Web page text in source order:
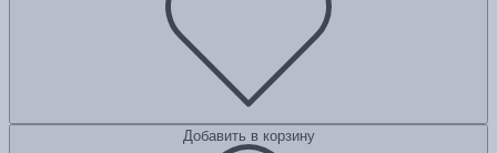
Добавить в корзину